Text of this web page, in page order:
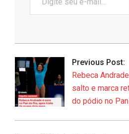
seu
e-
2026-
21
Previous Post:
Rebeca
salto e marca
do pódio no